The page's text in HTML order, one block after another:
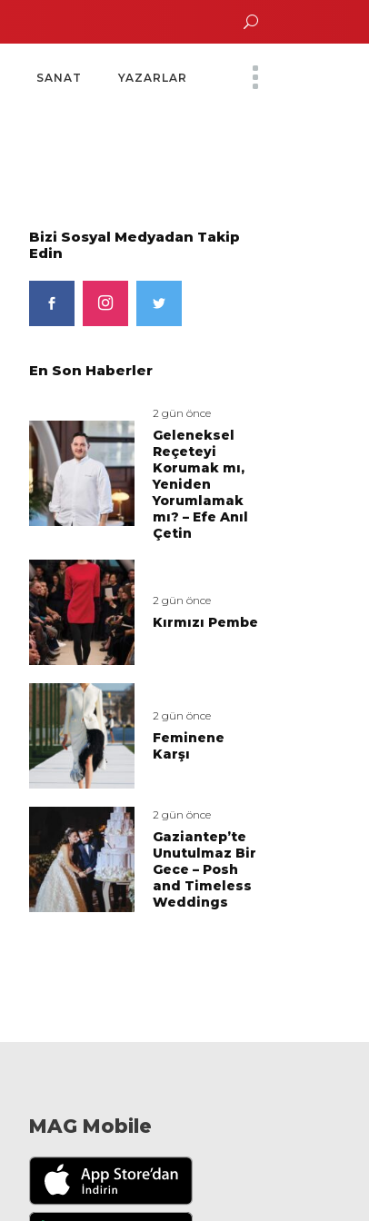
Yoko Ono Sergisi Özel Bir Davetle Açıldı
SANAT YAZARLAR
Bizi Sosyal Medyadan Takip
Edin
En Son Haberler
2 gün önce
Geleneksel
Reçeteyi
Korumak mı,
Yeniden
Yorumlamak
mı? – Efe Anıl
Çetin
2 gün önce
Kırmızı Pembe
2 gün önce
Feminene
Karşı
2 gün önce
Gaziantep’te
Unutulmaz Bir
Gece – Posh
and Timeless
Weddings
MAG Mobile